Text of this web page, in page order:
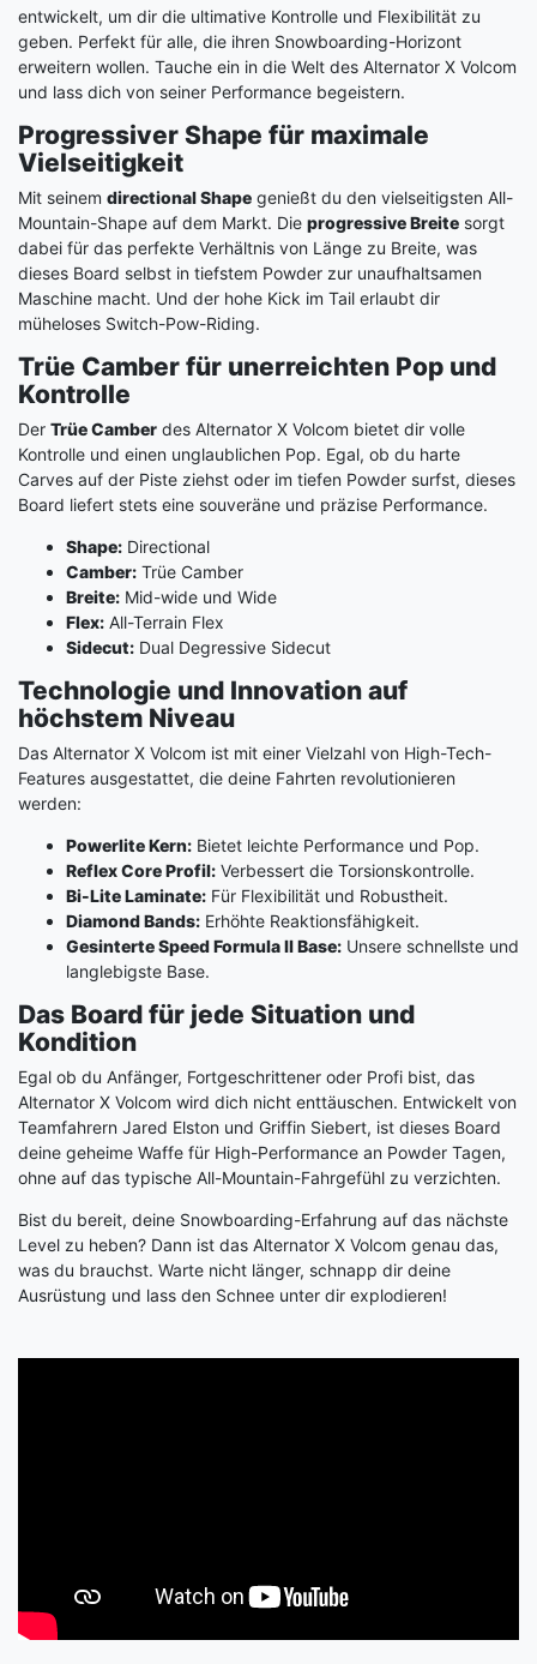
entwickelt, um dir die ultimative Kontrolle und Flexibilität zu
geben. Perfekt für alle, die ihren Snowboarding-Horizont
erweitern wollen. Tauche ein in die Welt des Alternator X Volcom
und lass dich von seiner Performance begeistern.
Progressiver Shape für maximale
Vielseitigkeit
Mit seinem directional Shape genießt du den vielseitigsten All-
Mountain-Shape auf dem Markt. Die progressive Breite sorgt
dabei für das perfekte Verhältnis von Länge zu Breite, was
dieses Board selbst in tiefstem Powder zur unaufhaltsamen
Maschine macht. Und der hohe Kick im Tail erlaubt dir
müheloses Switch-Pow-Riding.
Trüe Camber für unerreichten Pop und
Kontrolle
Der Trüe Camber des Alternator X Volcom bietet dir volle
Kontrolle und einen unglaublichen Pop. Egal, ob du harte
Carves auf der Piste ziehst oder im tiefen Powder surfst, dieses
Board liefert stets eine souveräne und präzise Performance.
Shape: Directional
Camber: Trüe Camber
Breite: Mid-wide und Wide
Flex: All-Terrain Flex
Sidecut: Dual Degressive Sidecut
Technologie und Innovation auf
höchstem Niveau
Das Alternator X Volcom ist mit einer Vielzahl von High-Tech-
Features ausgestattet, die deine Fahrten revolutionieren
werden:
Powerlite Kern: Bietet leichte Performance und Pop.
Reflex Core Profil: Verbessert die Torsionskontrolle.
Bi-Lite Laminate: Für Flexibilität und Robustheit.
Diamond Bands: Erhöhte Reaktionsfähigkeit.
Gesinterte Speed Formula II Base: Unsere schnellste und
langlebigste Base.
Das Board für jede Situation und
Kondition
Egal ob du Anfänger, Fortgeschrittener oder Profi bist, das
Alternator X Volcom wird dich nicht enttäuschen. Entwickelt von
Teamfahrern Jared Elston und Griffin Siebert, ist dieses Board
deine geheime Waffe für High-Performance an Powder Tagen,
ohne auf das typische All-Mountain-Fahrgefühl zu verzichten.
Bist du bereit, deine Snowboarding-Erfahrung auf das nächste
Level zu heben? Dann ist das Alternator X Volcom genau das,
was du brauchst. Warte nicht länger, schnapp dir deine
Ausrüstung und lass den Schnee unter dir explodieren!